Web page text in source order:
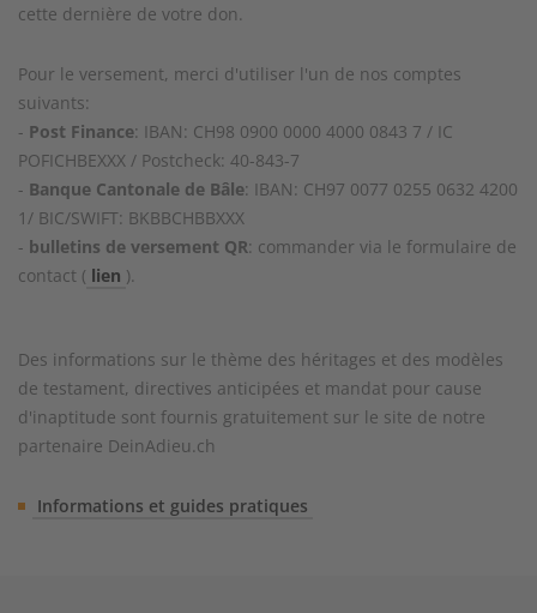
cette dernière de votre don.
Pour le versement, merci d'utiliser l'un de nos comptes
suivants:
- Post Finance: IBAN: CH98 0900 0000 4000 0843 7 / IC
POFICHBEXXX / Postcheck: 40-843-7
- Banque Cantonale de Bâle: IBAN: CH97 0077 0255 0632 4200
1/ BIC/SWIFT: BKBBCHBBXXX
- bulletins de versement QR: commander via le formulaire de
contact ( lien ).
Des informations sur le thème des héritages et des modèles
de testament, directives anticipées et mandat pour cause
d'inaptitude sont fournis gratuitement sur le site de notre
partenaire DeinAdieu.ch
Informations et guides pratiques